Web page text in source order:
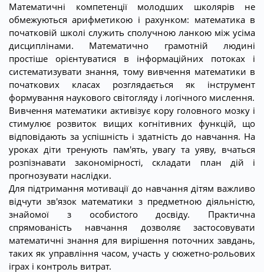
Математичні компетенції молодших школярів не
обмежуються арифметикою і рахунком: математика в
початковій школі служить сполучною ланкою між усіма
дисциплінами. Математично грамотній людині
простіше орієнтуватися в інформаційних потоках і
систематизувати знання, тому вивчення математики в
початкових класах розглядається як інструмент
формування наукового світогляду і логічного мислення.
Вивчення математики активізує кору головного мозку і
стимулює розвиток вищих когнітивних функцій, що
відповідають за успішність і здатність до навчання. На
уроках діти тренують пам'ять, увагу та уяву, вчаться
розпізнавати закономірності, складати план дій і
прогнозувати наслідки.
Для підтримання мотивації до навчання дітям важливо
відчути зв'язок математики з предметною діяльністю,
знайомої з особистого досвіду. Практична
спрямованість навчання дозволяє застосовувати
математичні знання для вирішення поточних завдань,
таких як управління часом, участь у сюжетно-рольових
іграх і контроль витрат.